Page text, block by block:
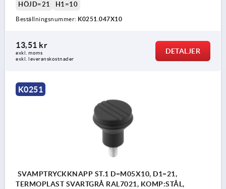
HÖJD=21
H1=10
Beställningsnummer: K0251.047X10
13,51 kr
exkl. moms
exkl. leveranskostnader
DETALJER
K0251
SVAMPTRYCKKNAPP ST.1 D=M05X10, D1=21,
TERMOPLAST SVARTGRÅ RAL7021, KOMP:STÅL,